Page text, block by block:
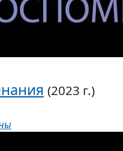
(2023 г.)